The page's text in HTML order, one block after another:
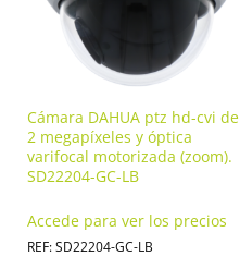
Cámara DAHUA ptz hd-cvi de
2 megapíxeles y óptica
varifocal motorizada (zoom).
SD22204-GC-LB
Accede para ver los precios
REF: SD22204-GC-LB